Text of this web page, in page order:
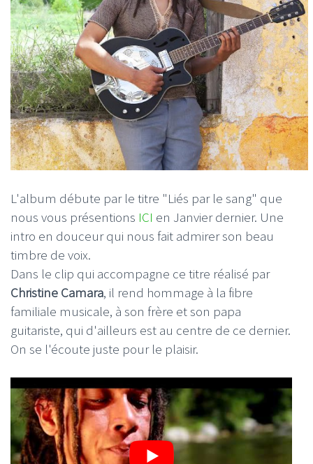
L'album débute par le titre "Liés par le sang" que
nous vous présentions ICI en Janvier dernier. Une
intro en douceur qui nous fait admirer son beau
timbre de voix.
Dans le clip qui accompagne ce titre réalisé par
Christine Camara, il rend hommage à la fibre
familiale musicale, à son frère et son papa
guitariste, qui d'ailleurs est au centre de ce dernier.
On se l'écoute juste pour le plaisir.